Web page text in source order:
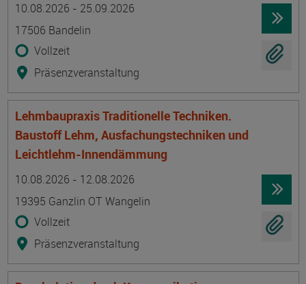
10.08.2026 - 25.09.2026
17506 Bandelin
Vollzeit
Präsenzveranstaltung
Lehmbaupraxis Traditionelle Techniken.
Baustoff Lehm, Ausfachungstechniken und
Leichtlehm-Innendämmung
10.08.2026 - 12.08.2026
19395 Ganzlin OT Wangelin
Vollzeit
Präsenzveranstaltung